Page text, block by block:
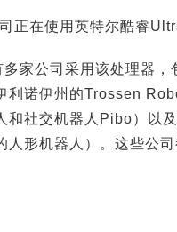
正在使用英特尔酷睿
多家公司采用该处理器
利诺伊州的Trossen
和社交机器人Pibo）以
人形机器人）。这些公